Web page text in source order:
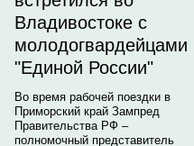
Владивостоке с
молодогвардейцами
"Единой России"
Во время рабочей поездки в
Приморский край Зампред
Правительства РФ –
полномочный представитель